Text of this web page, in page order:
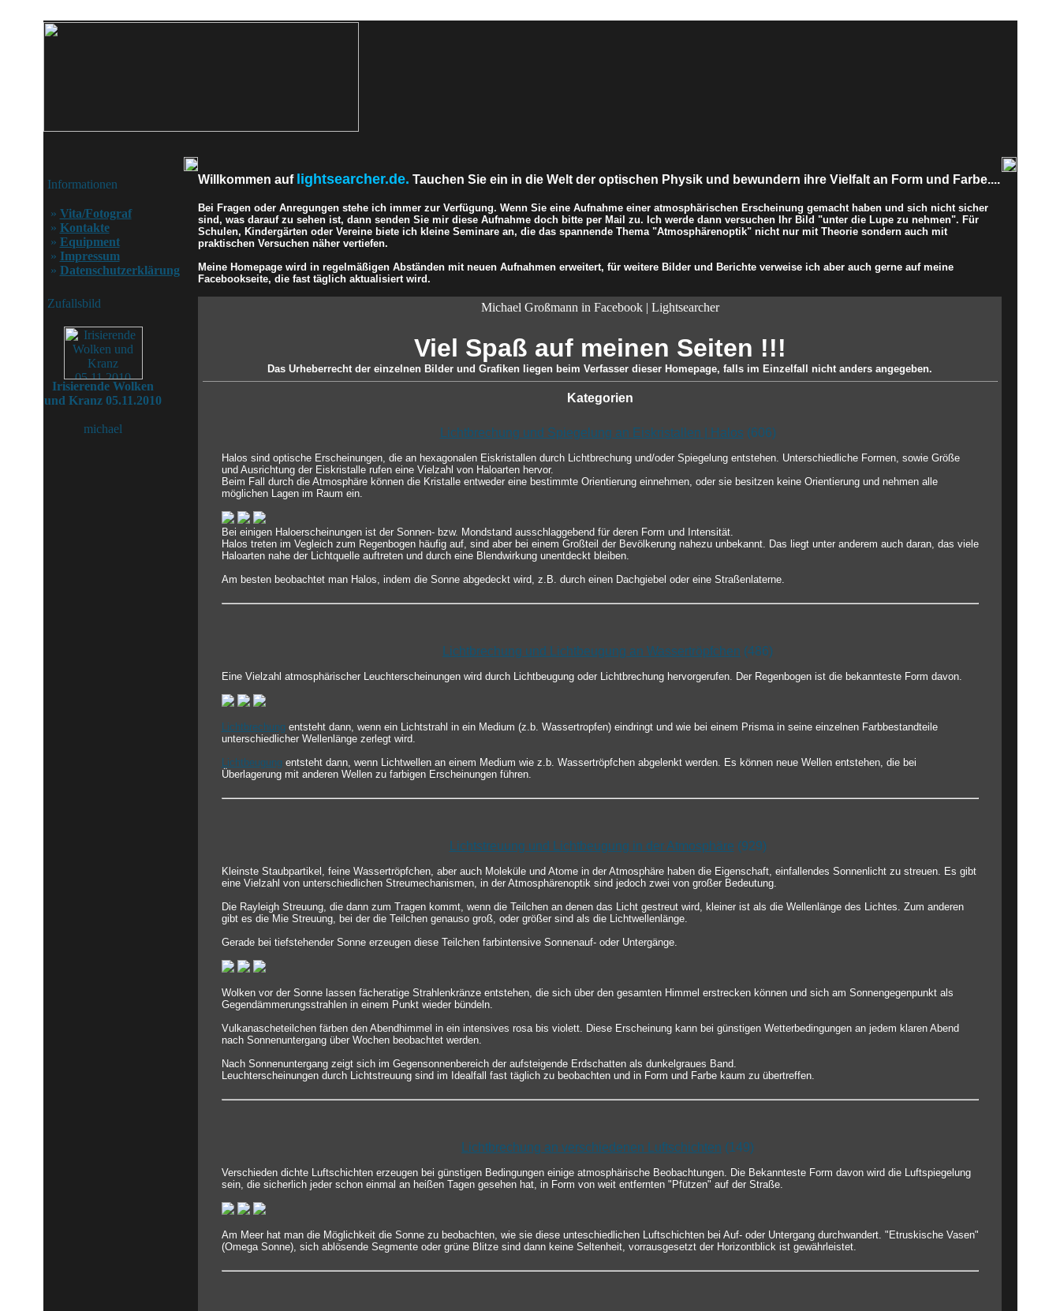
Informationen
» Vita/Fotograf
» Kontakte
» Equipment
» Impressum
» Datenschutzerklärung
Zufallsbild
Irisierende Wolken
und Kranz 05.11.2010
michael
Willkommen auf lightsearcher.de. Tauchen Sie ein in die Welt der optischen Physik und bewundern ihre Vielfalt an Form und Farbe....
Bei Fragen oder Anregungen stehe ich immer zur Verfügung. Wenn Sie eine Aufnahme einer atmosphärischen Erscheinung gemacht haben und sich nicht sicher
sind, was darauf zu sehen ist, dann senden Sie mir diese Aufnahme doch bitte per Mail zu. Ich werde dann versuchen Ihr Bild "unter die Lupe zu nehmen". Für
Schulen, Kindergärten oder Vereine biete ich kleine Seminare an, die das spannende Thema "Atmosphärenoptik" nicht nur mit Theorie sondern auch mit
praktischen Versuchen näher vertiefen.
Meine Homepage wird in regelmäßigen Abständen mit neuen Aufnahmen erweitert, für weitere Bilder und Berichte verweise ich aber auch gerne auf meine
Facebookseite, die fast täglich aktualisiert wird.
Michael Großmann in Facebook | Lightsearcher
Viel Spaß auf meinen Seiten !!!
Das Urheberrecht der einzelnen Bilder und Grafiken liegen beim Verfasser dieser Homepage, falls im Einzelfall nicht anders angegeben.
Kategorien
Lichtbrechung und Spiegelung an Eiskristallen | Halos (606)
Halos sind optische Erscheinungen, die an hexagonalen Eiskristallen durch Lichtbrechung und/oder Spiegelung entstehen. Unterschiedliche Formen, sowie Größe
und Ausrichtung der Eiskristalle rufen eine Vielzahl von Haloarten hervor.
Beim Fall durch die Atmosphäre können die Kristalle entweder eine bestimmte Orientierung einnehmen, oder sie besitzen keine Orientierung und nehmen alle
möglichen Lagen im Raum ein.
Bei einigen Haloerscheinungen ist der Sonnen- bzw. Mondstand ausschlaggebend für deren Form und Intensität.
Halos treten im Vegleich zum Regenbogen häufig auf, sind aber bei einem Großteil der Bevölkerung nahezu unbekannt. Das liegt unter anderem auch daran, das viele
Haloarten nahe der Lichtquelle auftreten und durch eine Blendwirkung unentdeckt bleiben.
Am besten beobachtet man Halos, indem die Sonne abgedeckt wird, z.B. durch einen Dachgiebel oder eine Straßenlaterne.
Lichtbrechung und Lichtbeugung an Wassertröpfchen (486)
Eine Vielzahl atmosphärischer Leuchterscheinungen wird durch Lichtbeugung oder Lichtbrechung hervorgerufen. Der Regenbogen ist die bekannteste Form davon.
Lichtbrechung entsteht dann, wenn ein Lichtstrahl in ein Medium (z.b. Wassertropfen) eindringt und wie bei einem Prisma in seine einzelnen Farbbestandteile
unterschiedlicher Wellenlänge zerlegt wird.
Lichtbeugung entsteht dann, wenn Lichtwellen an einem Medium wie z.b. Wassertröpfchen abgelenkt werden. Es können neue Wellen entstehen, die bei
Überlagerung mit anderen Wellen zu farbigen Erscheinungen führen.
Lichtstreuung und Lichtbeugung in der Atmosphäre (929)
Kleinste Staubpartikel, feine Wassertröpfchen, aber auch Moleküle und Atome in der Atmosphäre haben die Eigenschaft, einfallendes Sonnenlicht zu streuen. Es gibt
eine Vielzahl von unterschiedlichen Streumechanismen, in der Atmosphärenoptik sind jedoch zwei von großer Bedeutung.
Die Rayleigh Streuung, die dann zum Tragen kommt, wenn die Teilchen an denen das Licht gestreut wird, kleiner ist als die Wellenlänge des Lichtes. Zum anderen
gibt es die Mie Streuung, bei der die Teilchen genauso groß, oder größer sind als die Lichtwellenlänge.
Gerade bei tiefstehender Sonne erzeugen diese Teilchen farbintensive Sonnenauf- oder Untergänge.
Wolken vor der Sonne lassen fächeratige Strahlenkränze entstehen, die sich über den gesamten Himmel erstrecken können und sich am Sonnengegenpunkt als
Gegendämmerungsstrahlen in einem Punkt wieder bündeln.
Vulkanascheteilchen färben den Abendhimmel in ein intensives rosa bis violett. Diese Erscheinung kann bei günstigen Wetterbedingungen an jedem klaren Abend
nach Sonnenuntergang über Wochen beobachtet werden.
Nach Sonnenuntergang zeigt sich im Gegensonnenbereich der aufsteigende Erdschatten als dunkelgraues Band.
Leuchterscheinungen durch Lichtstreuung sind im Idealfall fast täglich zu beobachten und in Form und Farbe kaum zu übertreffen.
Lichtbrechung an verschiedenen Luftschichten (149)
Verschieden dichte Luftschichten erzeugen bei günstigen Bedingungen einige atmosphärische Beobachtungen. Die Bekannteste Form davon wird die Luftspiegelung
sein, die sicherlich jeder schon einmal an heißen Tagen gesehen hat, in Form von weit entfernten "Pfützen" auf der Straße.
Am Meer hat man die Möglichkeit die Sonne zu beobachten, wie sie diese unteschiedlichen Luftschichten bei Auf- oder Untergang durchwandert. "Etruskische Vasen"
(Omega Sonne), sich ablösende Segmente oder grüne Blitze sind dann keine Seltenheit, vorrausgesetzt der Horizontblick ist gewährleistet.